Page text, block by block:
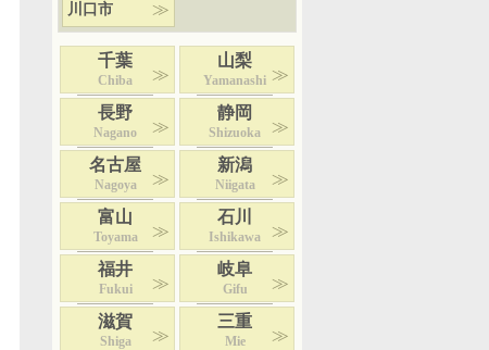
川口市
千葉
Chiba
山梨
Yamanashi
長野
Nagano
静岡
Shizuoka
名古屋
Nagoya
新潟
Niigata
富山
Toyama
石川
Ishikawa
福井
Fukui
岐阜
Gifu
滋賀
Shiga
三重
Mie